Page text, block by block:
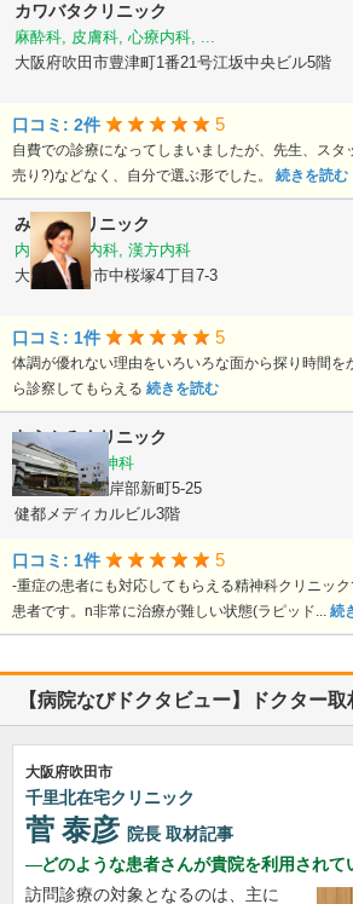
カワバタクリニック
麻酔科, 皮膚科, 心療内科, ...
大阪府吹田市豊津町1番21号江坂中央ビル5階
口コミ: 2件 5
自費での診療になってしまいましたが、先生、スタ
売り?)などなく、自分で選ぶ形でした。 続きを読む
みきこクリニック
内科, 心療内科, 漢方内科
大阪府豊中市中桜塚4丁目7-3
口コミ: 1件 5
体調が優れない理由をいろいろな面から探り時間を
ら診察してもらえる 続きを読む
むらかみクリニック
心療内科, 精神科
大阪府吹田市岸部新町5-25
健都メディカルビル3階
口コミ: 1件 5
-重症の患者にも対応してもらえる精神科クリニッ
患者です。n非常に治療が難しい状態(ラピッド... 続
【病院なびドクタビュー】ドクター取
大阪府吹田市
千里北在宅クリニック
菅 泰彦 院長 取材記事
どのような患者さんが貴院を利用されて
訪問診療の対象となるのは、主に